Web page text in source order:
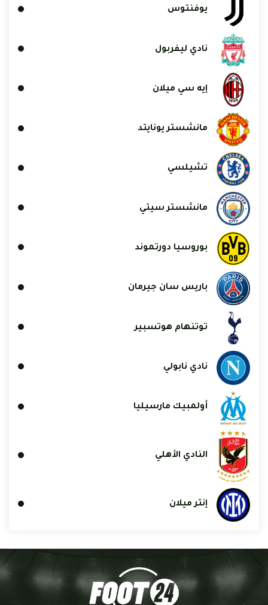
يوفنتوس
نادي ليفربول
إيه سي ميلان
مانشستر يونايتد
تشيلسي
مانشستر سيتي
بوروسيا دورتموند
باريس سان جيرمان
توتنهام هوتسبير
نادي نابولي
أولمبيك مارسيليا
النادي الأهلي
إنتر ميلان